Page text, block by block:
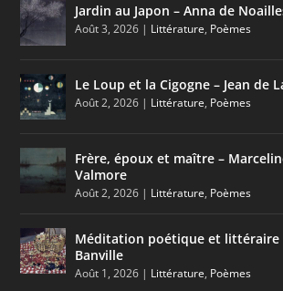
Jardin au Japon – Anna de
Août 3, 2026 | Littérature, Poèmes
Le Loup et la Cigogne – Jean de
Août 2, 2026 | Littérature, Poèmes
Frère, époux et maître –
Valmore
Août 2, 2026 | Littérature, Poèmes
Méditation poétique et littéraire
Banville
Août 1, 2026 | Littérature, Poèmes